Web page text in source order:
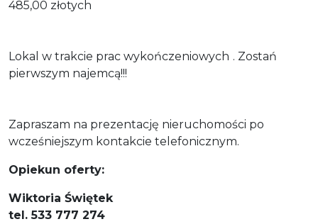
485,00 złotych
Lokal w trakcie prac wykończeniowych . Zostań
pierwszym najemcą!!!
Zapraszam na prezentację nieruchomości po
wcześniejszym kontakcie telefonicznym.
Opiekun oferty:
Wiktoria Świętek
tel. 533 777 274